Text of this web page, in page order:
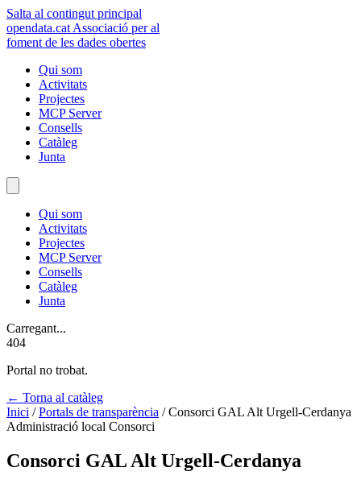
Salta al contingut principal
opendata.cat Associació per al
foment de les dades obertes
Qui som
Activitats
Projectes
MCP Server
Consells
Catàleg
Junta
Qui som
Activitats
Projectes
MCP Server
Consells
Catàleg
Junta
Carregant...
404
Portal no trobat.
← Torna al catàleg
Inici / Portals de transparència / Consorci GAL Alt Urgell-Cerdanya
Administració local Consorci
Consorci GAL Alt Urgell-Cerdanya